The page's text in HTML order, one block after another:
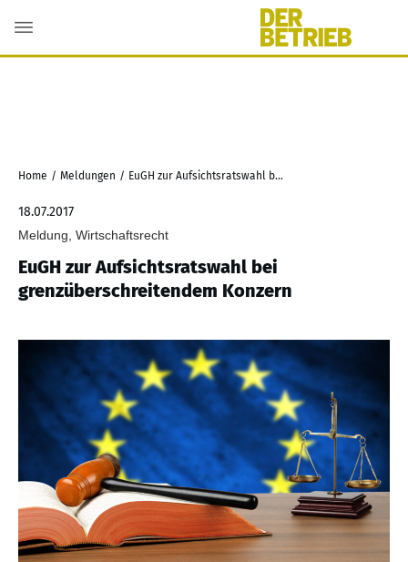
Home / Meldungen / EuGH zur Aufsichtsratswahl bei grenzüberschreitendem Konzern
18.07.2017
Meldung, Wirtschaftsrecht
EuGH zur Aufsichtsratswahl bei
grenzüberschreitendem Konzern